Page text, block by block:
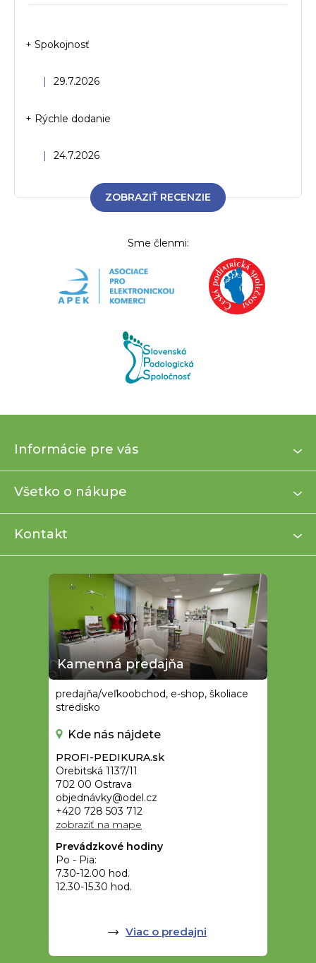
Hodnotenie obchodu je 5 z 5 hviezdičiek.
| 29.7.2026
+ Spokojnosť
Hodnotenie obchodu je 5 z 5 hviezdičiek.
| 24.7.2026
+ Rýchle dodanie
ZOBRAZIŤ RECENZIE
Sme členmi:
p
t
Informácie pre vás
Všetko o nákupe
Kontakt
Kamenná predajňa
predajňa/veľkoobchod, e-shop, školiace
stredisko
Kde nás nájdete
PROFI-PEDIKURA.sk
Orebitská 1137/11
702 00 Ostrava
objednávky@odel.cz
+420 728 503 712
zobraziť na mape
Prevádzkové hodiny
Po - Pia:
7.30-12.00 hod.
12.30-15.30 hod.
Viac o predajni